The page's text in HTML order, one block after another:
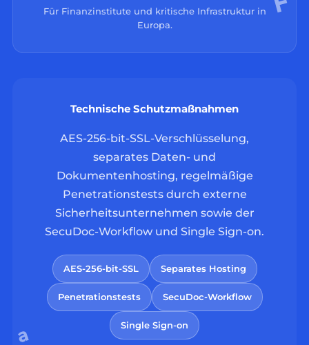
Für Finanzinstitute und kritische Infrastruktur in
Europa.
Technische Schutzmaßnahmen
AES-256-bit-SSL-Verschlüsselung,
separates Daten- und
Dokumentenhosting, regelmäßige
Penetrationstests durch externe
Sicherheitsunternehmen sowie der
SecuDoc-Workflow und Single Sign-on.
AES-256-bit-SSL Separates Hosting
Penetrationstests SecuDoc-Workflow
Single Sign-on